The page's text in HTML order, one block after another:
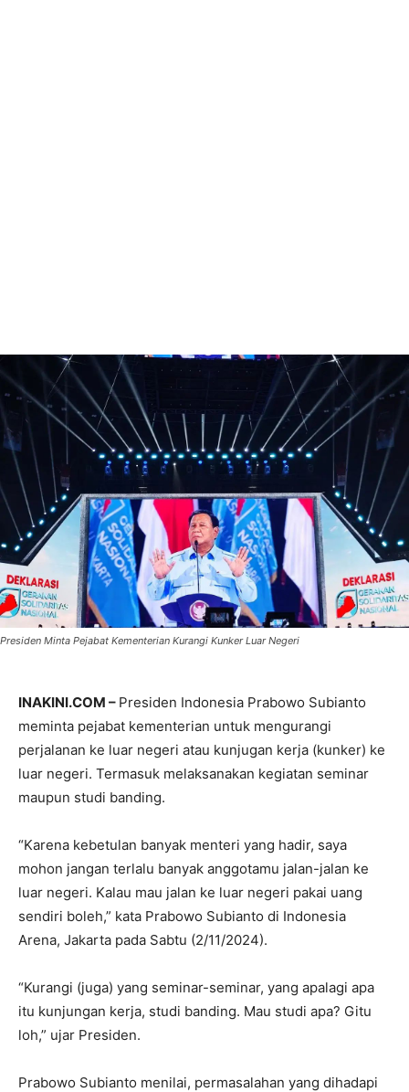
Presiden Minta Pejabat Kementerian Kurangi Kunker Luar Negeri
INAKINI.COM – Presiden Indonesia Prabowo Subianto
meminta pejabat kementerian untuk mengurangi
perjalanan ke luar negeri atau kunjugan kerja (kunker) ke
luar negeri. Termasuk melaksanakan kegiatan seminar
maupun studi banding.
“Karena kebetulan banyak menteri yang hadir, saya
mohon jangan terlalu banyak anggotamu jalan-jalan ke
luar negeri. Kalau mau jalan ke luar negeri pakai uang
sendiri boleh,” kata Prabowo Subianto di Indonesia
Arena, Jakarta pada Sabtu (2/11/2024).
“Kurangi (juga) yang seminar-seminar, yang apalagi apa
itu kunjungan kerja, studi banding. Mau studi apa? Gitu
loh,” ujar Presiden.
Prabowo Subianto menilai, permasalahan yang dihadapi